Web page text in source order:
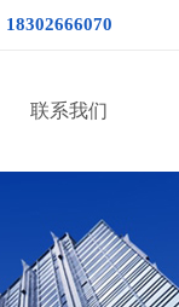
18302666070
联系我们